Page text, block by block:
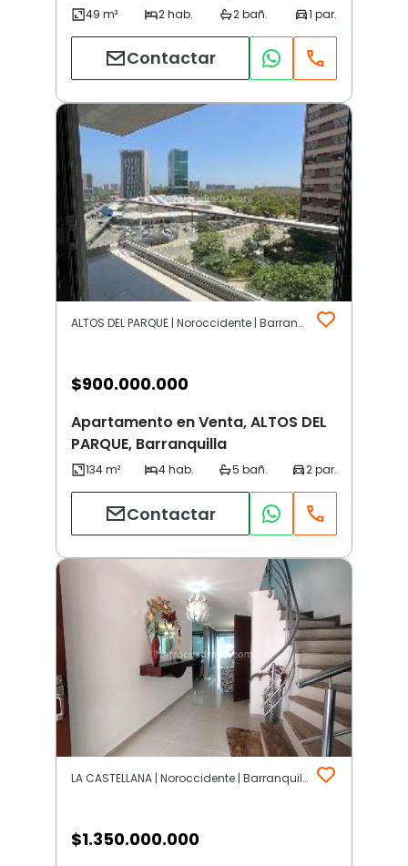
Contactar
ALTOS DEL PARQUE | Noroccidente | Barranquilla
$900.000.000
Apartamento en Venta, ALTOS DEL
PARQUE, Barranquilla
Contactar
LA CASTELLANA | Noroccidente | Barranquilla
$1.350.000.000